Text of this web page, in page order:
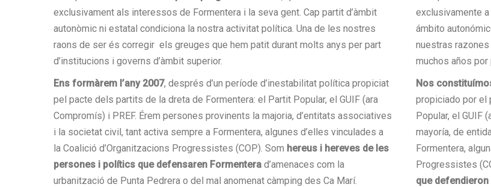
exclusivament als interessos de Formentera i la seva gent. Cap partit d’àmbit
autonòmic ni estatal condiciona la nostra activitat política. Una de les nostres
raons de ser és corregir els greuges que hem patit durant molts anys per part
d’institucions i governs d’àmbit superior.
Ens formàrem l’any 2007, després d’un període d’inestabilitat política propiciat
pel pacte dels partits de la dreta de Formentera: el Partit Popular, el GUIF (ara
Compromís) i PREF. Érem persones provinents la majoria, d’entitats associatives
i la societat civil, tant activa sempre a Formentera, algunes d’elles vinculades a
la Coalició d’Organitzacions Progressistes (COP). Som hereus i hereves de les
persones i polítics que defensaren Formentera d’amenaces com la
urbanització de Punta Pedrera o del mal anomenat càmping des Ca Marí.
exclusivamente
ámbito
nuestras
muchos años
Nos
propiciado por el
Popular, el GUIF
mayoría, de
Formentera,
Progressistes
que